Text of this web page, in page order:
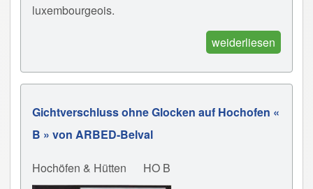
luxembourgeois.
weiderliesen
Gichtverschluss ohne Glocken auf Hochofen «
B » von ARBED-Belval
Hochöfen & Hütten HO B